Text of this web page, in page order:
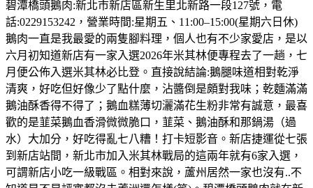
碧潭橋頭鵝肉:新北市新店區新生里北新路一段127號，電
話:0229153242，營業時間:星期五、11:00–15:00(星期六日休)
鵝肉一直是我最愛的兩隻腳料理，個人也有不少家愛店，是以
六月初知道新店有一家入選2026年米其林便專程去了一趟，七
月便公佈入選米其林必比登。直接說結論:鵝腿味道相對乾淨
清爽，好吃但好像少了點什麼，沾醬倒是頗對我味；乾麵滿滿
鵝油酥香得不得了；鵝血糕薄切灑滿花生粉非常有誠意，最喜
歡的是韮菜鵝血香滑微微脆口，韮菜、鵝油酥和那鍋湯（過
水）大加分，好吃得亂七八糟！打卡短影音。新店捷運從七張
到新店站間，新北市加入米其林戰局的這兩年就有6家入選，
可謂新店小吃一級戰區。相對來說，蘆州居然一家也沒有..不